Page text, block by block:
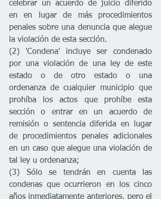
celebrar un acuerdo de juicio diferido
en en lugar de más procedimientos
penales sobre una denuncia que alegue
la violación de esta sección.
(2) 'Condena' incluye ser condenado
por una violación de una ley de este
estado o de otro estado o una
ordenanza de cualquier municipio que
prohíba los actos que prohíbe esta
sección o entrar en un acuerdo de
remisión o sentencia diferida en lugar
de procedimientos penales adicionales
en un caso que alegue una violación de
tal ley u ordenanza;
(3) Sólo se tendrán en cuenta las
condenas que ocurrieron en los cinco
años inmediatamente anteriores, pero el